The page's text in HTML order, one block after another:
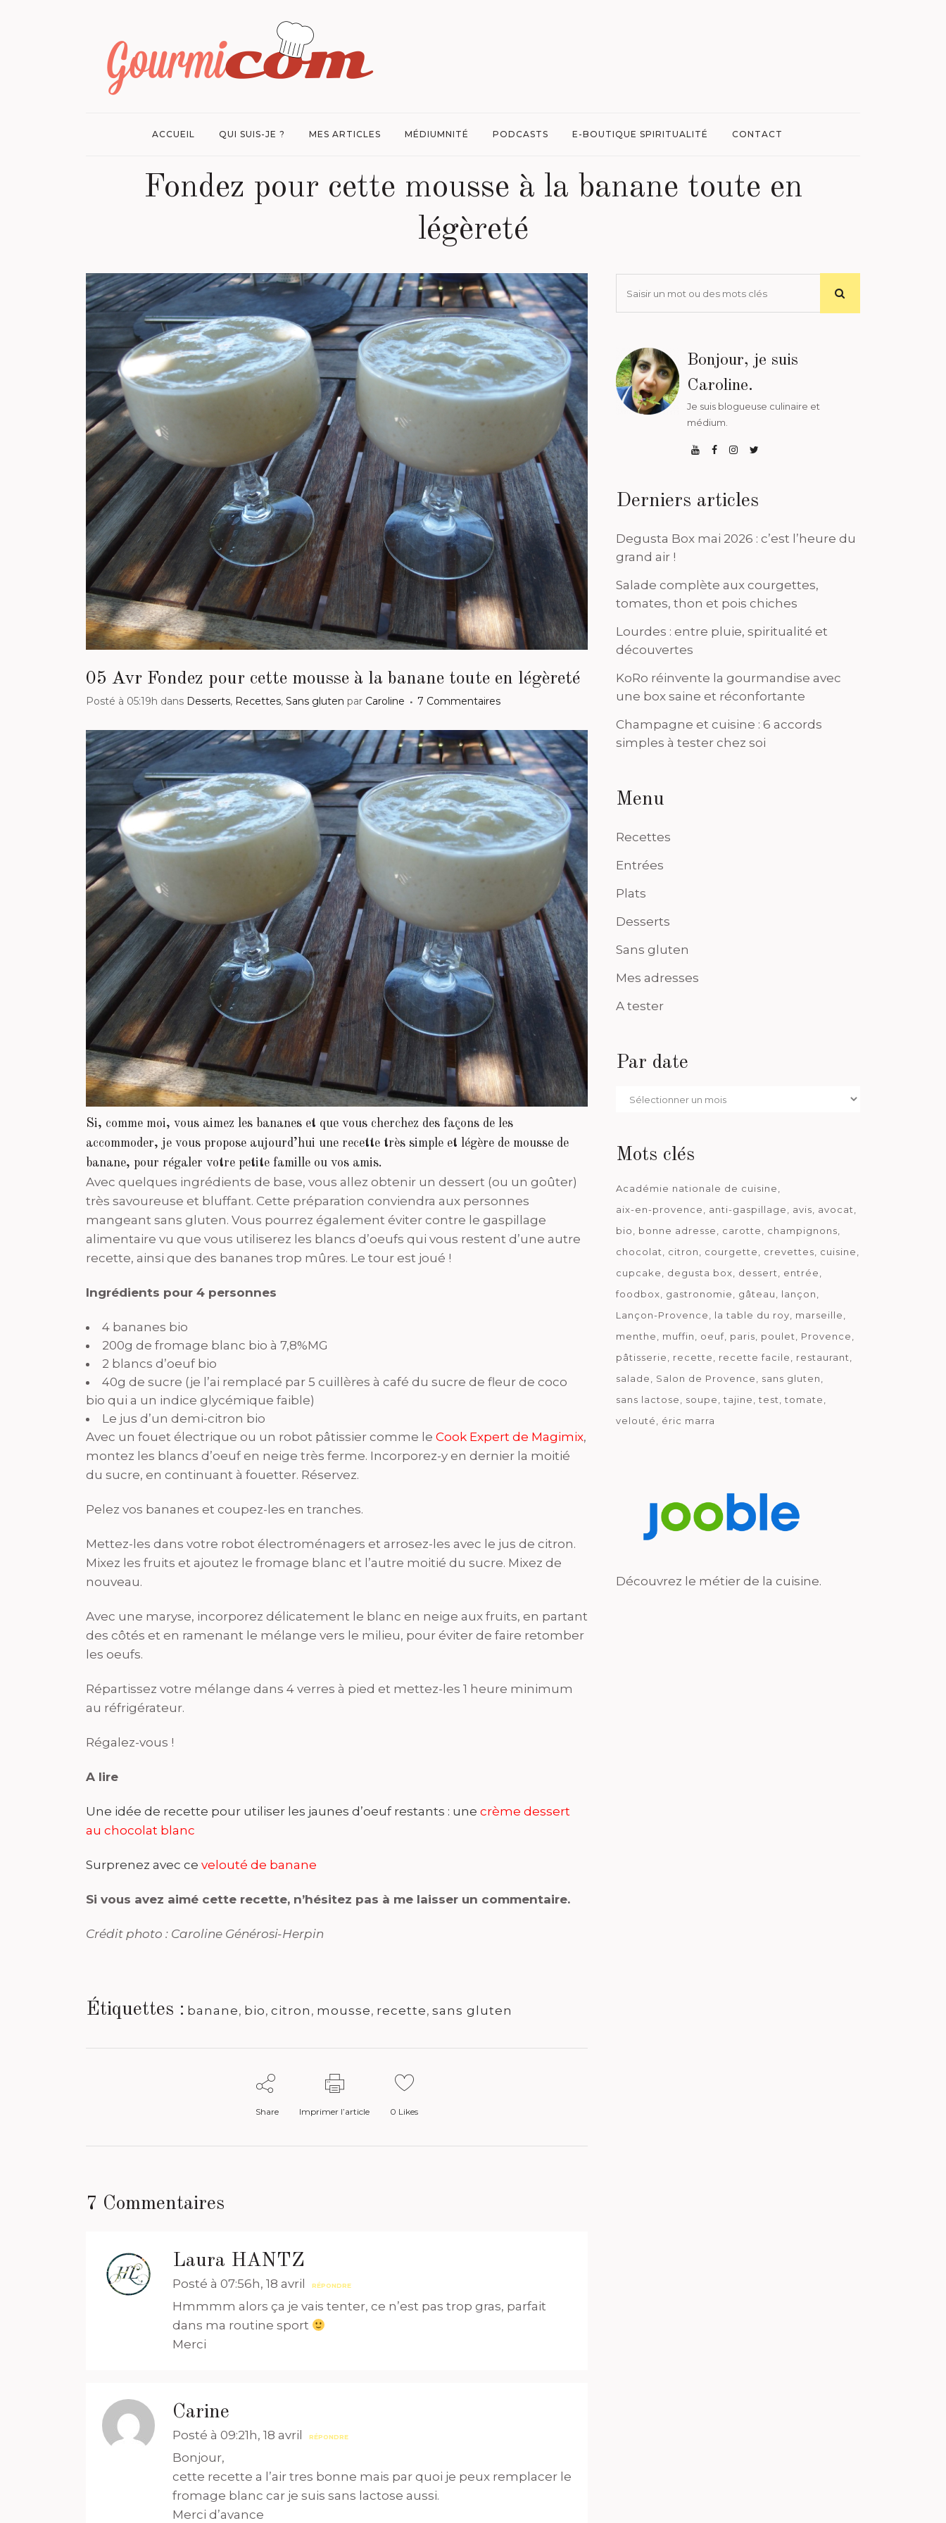
ACCUEIL QUI SUIS-JE ? MES ARTICLES MÉDIUMNITÉ PODCASTS E-BOUTIQUE SPIRITUALITÉ CONTACT
Fondez pour cette mousse à la banane toute en
légèreté
05 Avr Fondez pour cette mousse à la banane toute en légèreté
Posté à 05:19h dans Desserts, Recettes, Sans gluten par Caroline 7 Commentaires
Si, comme moi, vous aimez les bananes et que vous cherchez des façons de les
accommoder, je vous propose aujourd’hui une recette très simple et légère de mousse de
banane, pour régaler votre petite famille ou vos amis.
Avec quelques ingrédients de base, vous allez obtenir un dessert (ou un goûter)
très savoureuse et bluffant. Cette préparation conviendra aux personnes
mangeant sans gluten. Vous pourrez également éviter contre le gaspillage
alimentaire vu que vous utiliserez les blancs d’oeufs qui vous restent d’une autre
recette, ainsi que des bananes trop mûres. Le tour est joué !
Ingrédients pour 4 personnes
4 bananes bio
200g de fromage blanc bio à 7,8%MG
2 blancs d’oeuf bio
40g de sucre (je l’ai remplacé par 5 cuillères à café du sucre de fleur de coco
bio qui a un indice glycémique faible)
Le jus d’un demi-citron bio
Avec un fouet électrique ou un robot pâtissier comme le Cook Expert de Magimix,
montez les blancs d’oeuf en neige très ferme. Incorporez-y en dernier la moitié
du sucre, en continuant à fouetter. Réservez.
Pelez vos bananes et coupez-les en tranches.
Mettez-les dans votre robot électroménagers et arrosez-les avec le jus de citron.
Mixez les fruits et ajoutez le fromage blanc et l’autre moitié du sucre. Mixez de
nouveau.
Avec une maryse, incorporez délicatement le blanc en neige aux fruits, en partant
des côtés et en ramenant le mélange vers le milieu, pour éviter de faire retomber
les oeufs.
Répartissez votre mélange dans 4 verres à pied et mettez-les 1 heure minimum
au réfrigérateur.
Régalez-vous !
A lire
Une idée de recette pour utiliser les jaunes d’oeuf restants : une crème dessert
au chocolat blanc
Surprenez avec ce velouté de banane
Si vous avez aimé cette recette, n’hésitez pas à me laisser un commentaire.
Crédit photo : Caroline Générosi-Herpin
Étiquettes : banane, bio, citron , mousse, recette, sans gluten
Share Imprimer l’article 0 Likes
7 Commentaires
Laura HANTZ
Posté à 07:56h, 18 avril RÉPONDRE
Hmmmm alors ça je vais tenter, ce n’est pas trop gras, parfait
dans ma routine sport
Merci
Carine
Posté à 09:21h, 18 avril RÉPONDRE
Bonjour,
cette recette a l’air tres bonne mais par quoi je peux remplacer le
fromage blanc car je suis sans lactose aussi.
Merci d’avance
Bonjour, je suis
Caroline.
Je suis blogueuse culinaire et
médium.
Derniers articles
Degusta Box mai 2026 : c’est l’heure du
grand air !
Salade complète aux courgettes,
tomates, thon et pois chiches
Lourdes : entre pluie, spiritualité et
découvertes
KoRo réinvente la gourmandise avec
une box saine et réconfortante
Champagne et cuisine : 6 accords
simples à tester chez soi
Menu
Recettes
Entrées
Plats
Desserts
Sans gluten
Mes adresses
A tester
Par date
Par
Mots clés
Académie nationale de cuisine
aix-en-provence
anti-gaspillage avis
avocat
bio
bonne adresse carotte
champignons
chocolat
citron courgette crevettes
cuisine
cupcake
degusta box dessert
entrée
foodbox
gastronomie gâteau
lançon
Lançon-Provence
la table du roy
marseille
menthe
muffin oeuf paris poulet
Provence
pâtisserie
recette recette facile
restaurant
salade
Salon de Provence
sans gluten
sans lactose
soupe tajine test
tomate
velouté
éric marra
Découvrez le métier de la cuisine.